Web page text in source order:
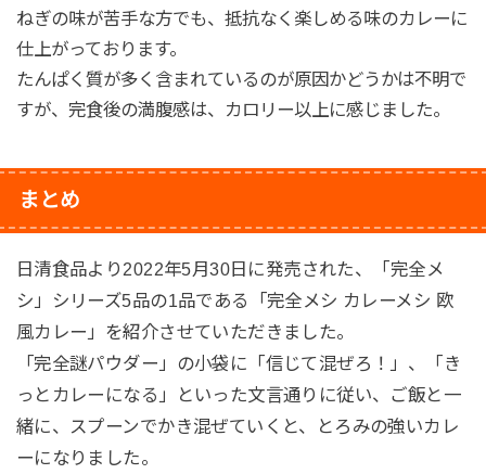
ねぎの味が苦手な方でも、抵抗なく楽しめる味のカレーに
仕上がっております。
たんぱく質が多く含まれているのが原因かどうかは不明で
すが、完食後の満腹感は、カロリー以上に感じました。
まとめ
日清食品より2022年5月30日に発売された、「完全メ
シ」シリーズ5品の1品である「完全メシ カレーメシ 欧
風カレー」を紹介させていただきました。
「完全謎パウダー」の小袋に「信じて混ぜろ！」、「き
っとカレーになる」といった文言通りに従い、ご飯と一
緒に、スプーンでかき混ぜていくと、とろみの強いカレ
ーになりました。